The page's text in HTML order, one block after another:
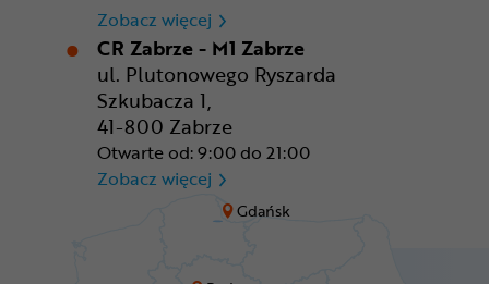
Gdańsk
Zobacz więcej CR Wrocław - CH Aleja
CR Zabrze - M1 Zabrze
ul. Plutonowego Ryszarda
Szkubacza 1,
41-800 Zabrze
Otwarte od: 9:00 do 21:00
Zobacz więcej CR Zabrze - M1 Zabrze